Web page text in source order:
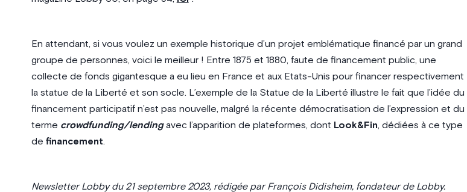
En attendant, si vous voulez un exemple historique d’un projet emblématique financé par un grand
groupe de personnes, voici le meilleur ! Entre 1875 et 1880, faute de financement public, une
collecte de fonds gigantesque a eu lieu en France et aux Etats-Unis pour financer respectivement
la statue de la Liberté et son socle. L’exemple de la Statue de la Liberté illustre le fait que l’idée du
financement participatif n’est pas nouvelle, malgré la récente démocratisation de l’expression et du
terme crowdfunding/lendingavec l’apparition de plateformes, dont Look&Fin, dédiées à ce type
de financement.
Newsletter Lobby du 21 septembre 2023, rédigée par François Didisheim, fondateur de Lobby.